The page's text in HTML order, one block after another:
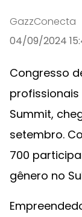
GazzConecta
04/09/2024
Congresso
Summit,
setembro.
700
gênero no